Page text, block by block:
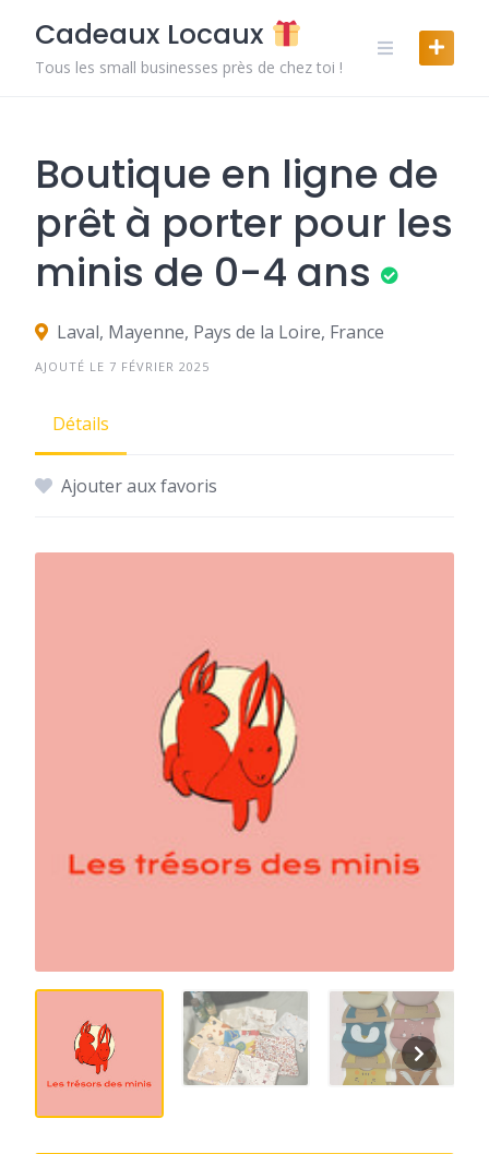
content
Cadeaux Locaux
Tous les small businesses près de chez toi !
Boutique en ligne de
prêt à porter pour les
minis de 0-4 ans
Laval, Mayenne, Pays de la Loire, France
AJOUTÉ LE 7 FÉVRIER 2025
Détails
Ajouter aux favoris